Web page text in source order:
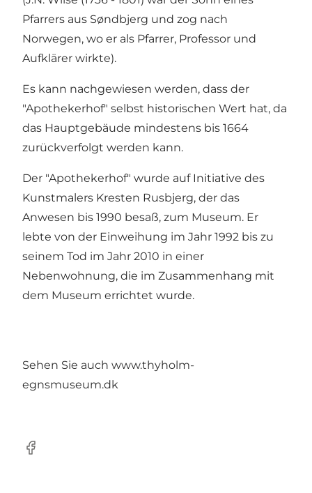
Pfarrers aus Søndbjerg und zog nach
Norwegen, wo er als Pfarrer, Professor und
Aufklärer wirkte).
Es kann nachgewiesen werden, dass der
"Apothekerhof" selbst historischen Wert hat, da
das Hauptgebäude mindestens bis 1664
zurückverfolgt werden kann.
Der "Apothekerhof" wurde auf Initiative des
Kunstmalers Kresten Rusbjerg, der das
Anwesen bis 1990 besaß, zum Museum. Er
lebte von der Einweihung im Jahr 1992 bis zu
seinem Tod im Jahr 2010 in einer
Nebenwohnung, die im Zusammenhang mit
dem Museum errichtet wurde.
Sehen Sie auch www.thyholm-
egnsmuseum.dk
Facebook